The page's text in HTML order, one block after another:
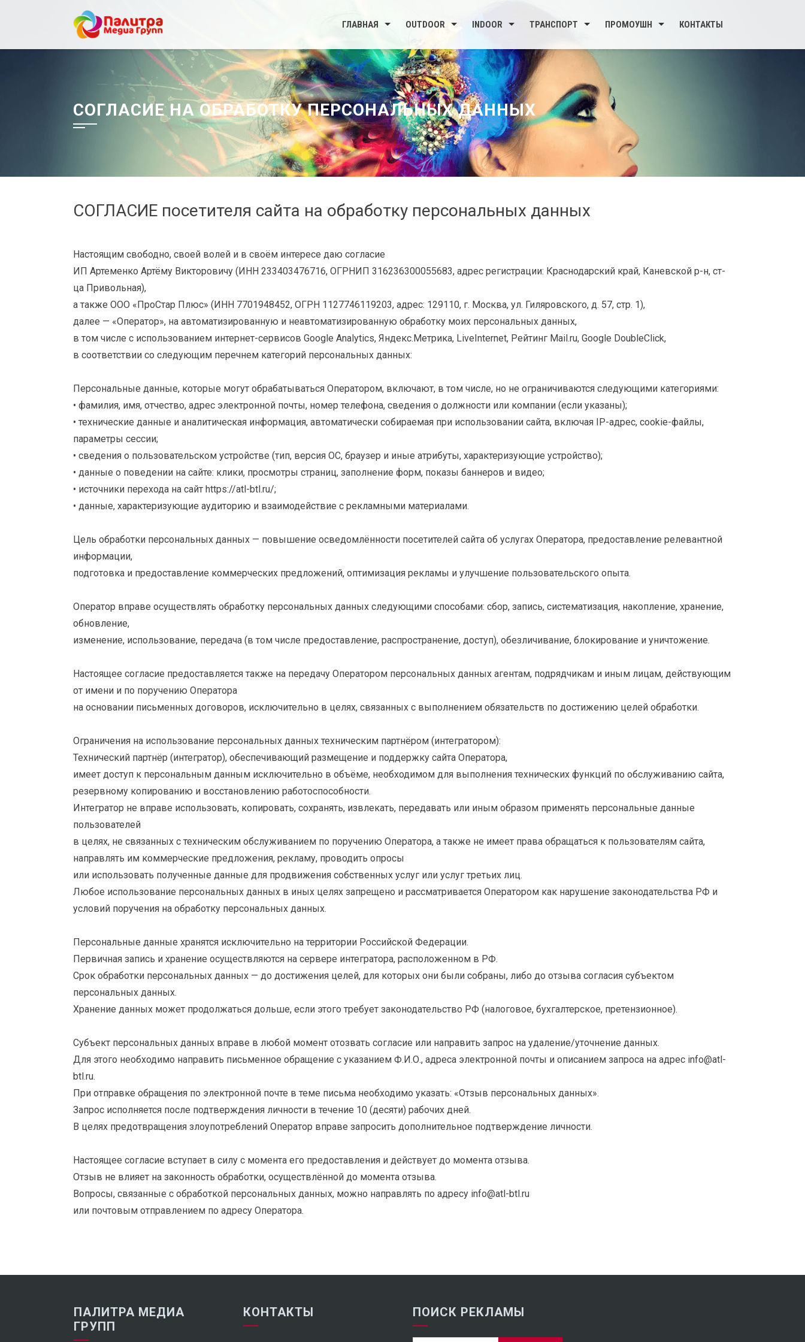
ГЛАВНАЯ OUTDOOR INDOOR ТРАНСПОРТ ПРОМОУШН КОНТАКТЫ
СОГЛАСИЕ НА ОБРАБОТКУ ПЕРСОНАЛЬНЫХ ДАННЫХ
СОГЛАСИЕ посетителя сайта на обработку персональных данных
Настоящим свободно, своей волей и в своём интересе даю согласие
ИП Артеменко Артёму Викторовичу (ИНН 233403476716, ОГРНИП 316236300055683, адрес регистрации: Краснодарский край, Каневской р-н, ст-
ца Привольная),
а также ООО «ПроСтар Плюс» (ИНН 7701948452, ОГРН 1127746119203, адрес: 129110, г. Москва, ул. Гиляровского, д. 57, стр. 1),
далее — «Оператор», на автоматизированную и неавтоматизированную обработку моих персональных данных,
в том числе с использованием интернет-сервисов Google Analytics, Яндекс.Метрика, LiveInternet, Рейтинг Mail.ru, Google DoubleClick,
в соответствии со следующим перечнем категорий персональных данных:
Персональные данные, которые могут обрабатываться Оператором, включают, в том числе, но не ограничиваются следующими категориями:
• фамилия, имя, отчество, адрес электронной почты, номер телефона, сведения о должности или компании (если указаны);
• технические данные и аналитическая информация, автоматически собираемая при использовании сайта, включая IP-адрес, cookie-файлы,
параметры сессии;
• сведения о пользовательском устройстве (тип, версия ОС, браузер и иные атрибуты, характеризующие устройство);
• данные о поведении на сайте: клики, просмотры страниц, заполнение форм, показы баннеров и видео;
• источники перехода на сайт https://atl-btl.ru/;
• данные, характеризующие аудиторию и взаимодействие с рекламными материалами.
Цель обработки персональных данных — повышение осведомлённости посетителей сайта об услугах Оператора, предоставление релевантной
информации,
подготовка и предоставление коммерческих предложений, оптимизация рекламы и улучшение пользовательского опыта.
Оператор вправе осуществлять обработку персональных данных следующими способами: сбор, запись, систематизация, накопление, хранение,
обновление,
изменение, использование, передача (в том числе предоставление, распространение, доступ), обезличивание, блокирование и уничтожение.
Настоящее согласие предоставляется также на передачу Оператором персональных данных агентам, подрядчикам и иным лицам, действующим
от имени и по поручению Оператора
на основании письменных договоров, исключительно в целях, связанных с выполнением обязательств по достижению целей обработки.
Ограничения на использование персональных данных техническим партнёром (интегратором):
Технический партнёр (интегратор), обеспечивающий размещение и поддержку сайта Оператора,
имеет доступ к персональным данным исключительно в объёме, необходимом для выполнения технических функций по обслуживанию сайта,
резервному копированию и восстановлению работоспособности.
Интегратор не вправе использовать, копировать, сохранять, извлекать, передавать или иным образом применять персональные данные
пользователей
в целях, не связанных с техническим обслуживанием по поручению Оператора, а также не имеет права обращаться к пользователям сайта,
направлять им коммерческие предложения, рекламу, проводить опросы
или использовать полученные данные для продвижения собственных услуг или услуг третьих лиц.
Любое использование персональных данных в иных целях запрещено и рассматривается Оператором как нарушение законодательства РФ и
условий поручения на обработку персональных данных.
Персональные данные хранятся исключительно на территории Российской Федерации.
Первичная запись и хранение осуществляются на сервере интегратора, расположенном в РФ.
Срок обработки персональных данных — до достижения целей, для которых они были собраны, либо до отзыва согласия субъектом
персональных данных.
Хранение данных может продолжаться дольше, если этого требует законодательство РФ (налоговое, бухгалтерское, претензионное).
Субъект персональных данных вправе в любой момент отозвать согласие или направить запрос на удаление/уточнение данных.
Для этого необходимо направить письменное обращение с указанием Ф.И.О., адреса электронной почты и описанием запроса на адрес info@atl-
btl.ru.
При отправке обращения по электронной почте в теме письма необходимо указать: «Отзыв персональных данных».
Запрос исполняется после подтверждения личности в течение 10 (десяти) рабочих дней.
В целях предотвращения злоупотреблений Оператор вправе запросить дополнительное подтверждение личности.
Настоящее согласие вступает в силу с момента его предоставления и действует до момента отзыва.
Отзыв не влияет на законность обработки, осуществлённой до момента отзыва.
Вопросы, связанные с обработкой персональных данных, можно направлять по адресу info@atl-btl.ru
или почтовым отправлением по адресу Оператора.
ПАЛИТРА МЕДИА
ГРУПП
КОНТАКТЫ ПОИСК РЕКЛАМЫ